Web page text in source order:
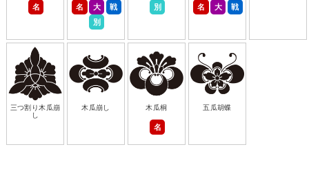
名 名 大
戦
別
別 名 大 戦
三つ割り木瓜崩
し
木瓜崩し 木瓜桐
名
五瓜胡蝶